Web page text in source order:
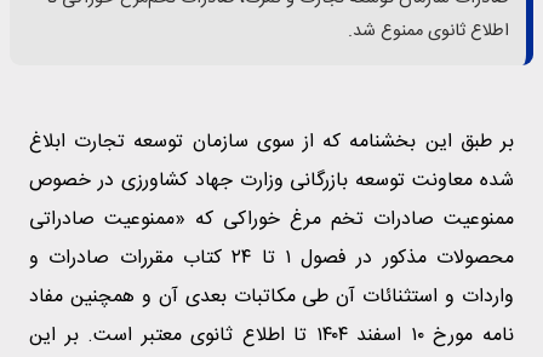
اطلاع ثانوی ممنوع شد.
بر طبق این بخشنامه که از سوی سازمان توسعه تجارت ابلاغ
شده معاونت توسعه بازرگانی وزارت جهاد کشاورزی در خصوص
ممنوعیت صادرات تخم مرغ خوراکی که «ممنوعیت صادراتی
محصولات مذکور در فصول ۱ تا ۲۴ کتاب مقررات صادرات و
واردات و استثنائات آن طی مکاتبات بعدی آن و همچنین مفاد
نامه مورخ ۱۰ اسفند ۱۴۰۴ تا اطلاع ثانوی معتبر است. بر این